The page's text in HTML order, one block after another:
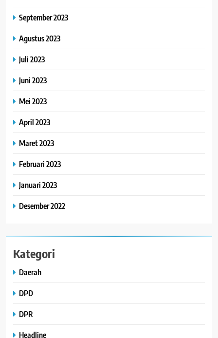
September 2023
Agustus 2023
Juli 2023
Juni 2023
Mei 2023
April 2023
Maret 2023
Februari 2023
Januari 2023
Desember 2022
Kategori
Daerah
DPD
DPR
Headline